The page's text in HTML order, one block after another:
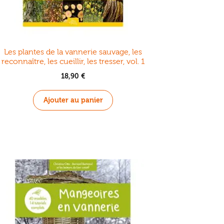
Les plantes de la vannerie sauvage, les
reconnaître, les cueillir, les tresser, vol. 1
18,90 €
Ajouter au panier